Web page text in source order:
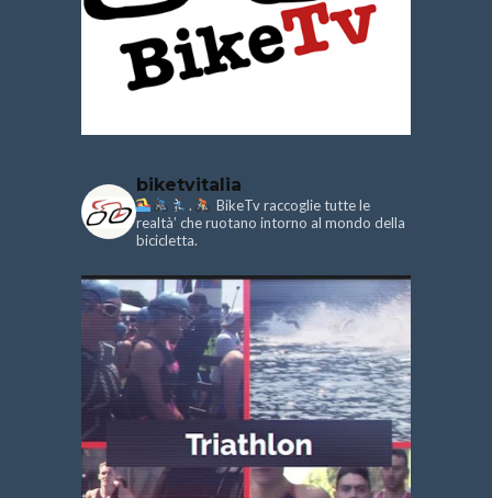
biketvitalia
.
BikeTv raccoglie tutte le
realtà’ che ruotano intorno al mondo della
bicicletta.